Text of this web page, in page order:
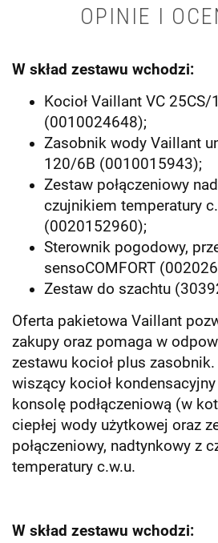
OPINIE I
W skład zestawu wchodzi:
Kocioł Vaillant VC 25CS/
(0010024648);
Zasobnik wody Vaillant
120/6B (0010015943);
Zestaw połączeniowy
czujnikiem temperatury
(0020152960);
Sterownik pogodowy,
sensoCOMFORT
Zestaw do szachtu
Oferta pakietowa Vaillant
zakupy oraz pomaga w
zestawu kocioł plus
wiszący kocioł
konsolę podłączeniową (w
ciepłej wody użytkowej oraz
połączeniowy, nadtynkowy z
temperatury c.w.u.
W skład zestawu wchodzi: